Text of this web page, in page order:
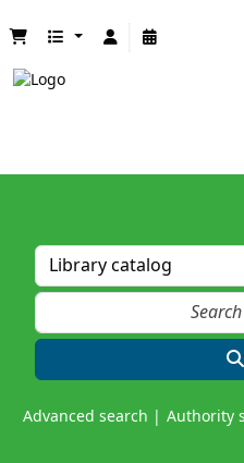
Advanced search Authority